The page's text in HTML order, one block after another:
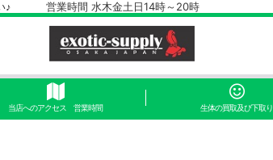
♪ 営業時間 水木金土日14時～20時
当店へのアクセス 営業時間 生体の買取及び下取り